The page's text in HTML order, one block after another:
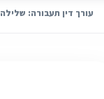
עורך דין תעבורה: